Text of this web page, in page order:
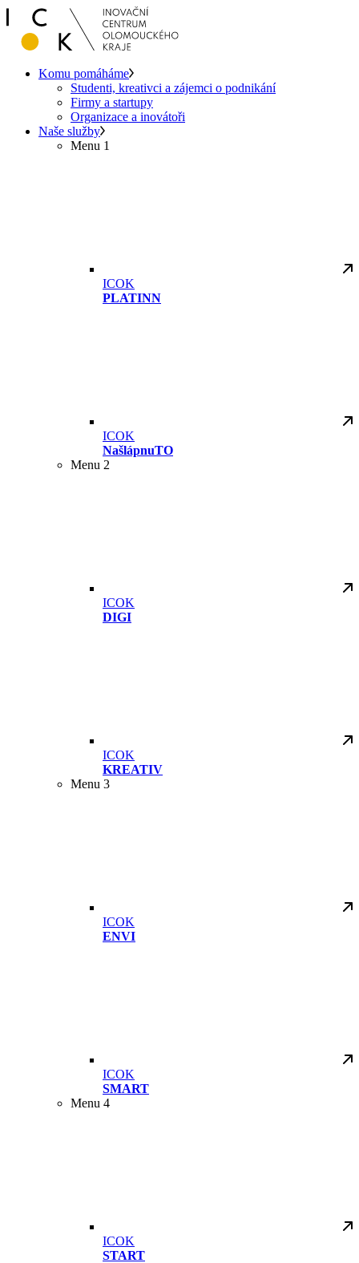
Komu pomáháme
Studenti, kreativci a zájemci o podnikání
Firmy a startupy
Organizace a inovátoři
Naše služby
Menu 1
ICOK
PLATINN
ICOK
NašlápnuTO
Menu 2
ICOK
DIGI
ICOK
KREATIV
Menu 3
ICOK
ENVI
ICOK
SMART
Menu 4
ICOK
START